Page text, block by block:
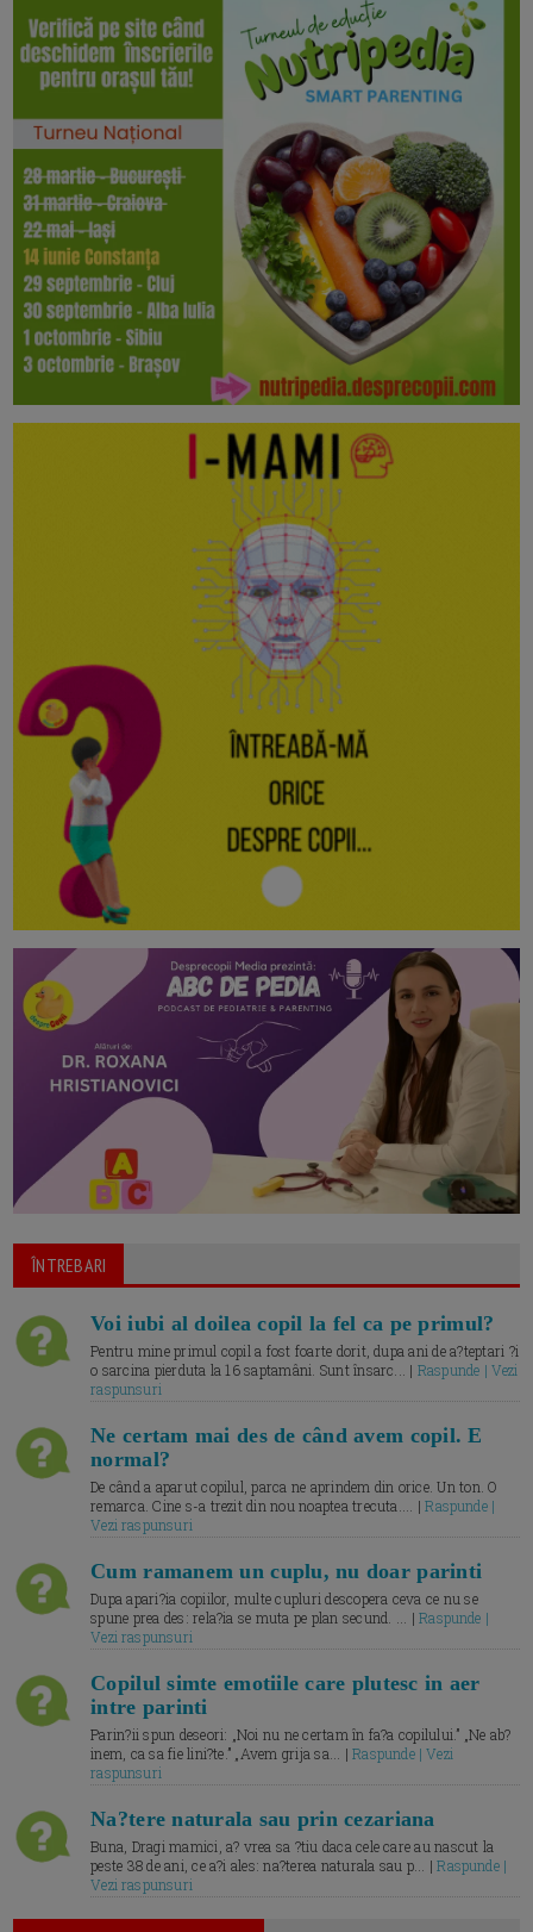
ÎNTREBARI
Voi iubi al doilea copil la fel ca pe primul?
Pentru mine primul copil a fost foarte dorit, dupa ani de a?teptari ?i
o sarcina pierduta la 16 saptamâni. Sunt însarc... | Raspunde | Vezi
raspunsuri
Ne certam mai des de când avem copil. E
normal?
De când a aparut copilul, parca ne aprindem din orice. Un ton. O
remarca. Cine s-a trezit din nou noaptea trecuta.... |Raspunde |
Vezi raspunsuri
Cum ramanem un cuplu, nu doar parinti
Dupa apari?ia copiilor, multe cupluri descopera ceva ce nu se
spune prea des: rela?ia se muta pe plan secund. ... |Raspunde |
Vezi raspunsuri
Copilul simte emotiile care plutesc in aer
intre parinti
Parin?ii spun deseori: „Noi nu ne certam în fa?a copilului.” „Ne ab?
inem, ca sa fie lini?te.” „Avem grija sa... |Raspunde | Vezi
raspunsuri
Na?tere naturala sau prin cezariana
Buna, Dragi mamici, a? vrea sa ?tiu daca cele care au nascut la
peste 38 de ani, ce a?i ales: na?terea naturala sau p... |Raspunde |
Vezi raspunsuri